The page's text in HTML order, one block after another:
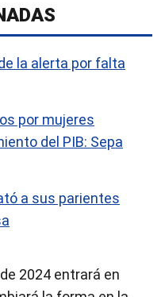
la alerta por falta
por mujeres
del PIB: Sepa
a sus parientes
2024 entrará en